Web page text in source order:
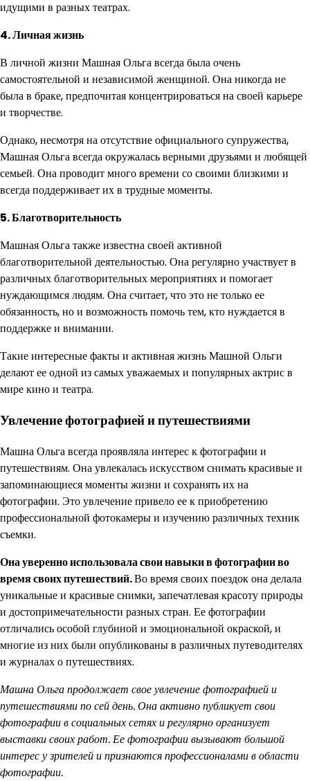
идущими в разных театрах.
4. Личная жизнь
В личной жизни Машная Ольга всегда была очень
самостоятельной и независимой женщиной. Она никогда не
была в браке, предпочитая концентрироваться на своей карьере
и творчестве.
Однако, несмотря на отсутствие официального супружества,
Машная Ольга всегда окружалась верными друзьями и любящей
семьей. Она проводит много времени со своими близкими и
всегда поддерживает их в трудные моменты.
5. Благотворительность
Машная Ольга также известна своей активной
благотворительной деятельностью. Она регулярно участвует в
различных благотворительных мероприятиях и помогает
нуждающимся людям. Она считает, что это не только ее
обязанность, но и возможность помочь тем, кто нуждается в
поддержке и внимании.
Такие интересные факты и активная жизнь Машной Ольги
делают ее одной из самых уважаемых и популярных актрис в
мире кино и театра.
Увлечение фотографией и путешествиями
Машна Ольга всегда проявляла интерес к фотографии и
путешествиям. Она увлекалась искусством снимать красивые и
запоминающиеся моменты жизни и сохранять их на
фотографии. Это увлечение привело ее к приобретению
профессиональной фотокамеры и изучению различных техник
съемки.
Она уверенно использовала свои навыки в фотографии во
время своих путешествий.Во время своих поездок она делала
уникальные и красивые снимки, запечатлевая красоту природы
и достопримечательности разных стран. Ее фотографии
отличались особой глубиной и эмоциональной окраской, и
многие из них были опубликованы в различных путеводителях
и журналах о путешествиях.
Машна Ольга продолжает свое увлечение фотографией и
путешествиями по сей день. Она активно публикует свои
фотографии в социальных сетях и регулярно организует
выставки своих работ. Ее фотографии вызывают большой
интерес у зрителей и признаются профессионалами в области
фотографии.